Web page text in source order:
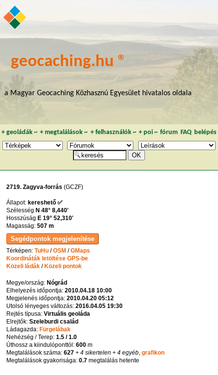
geocaching.hu ®
a Magyar Geocaching Közhasznú Egyesület hivatalos oldala
+ geoládák~ +megtalálások ~ + felhasználók~ + poi~ fórum FAQ belépés
2719. Zagyva-forrás (GCZF)
Állapot: kereshető ✅
Szélesség N 48° 8,440'
Hosszúság E 19° 52,310'
Magasság:507 m
Térképen:TuHu /OSM /GMaps
Koordináták letöltése GPS-be
Közeli ládák / Közeli pontok
Megye/ország: Nógrád
Elhelyezés időpontja:2010.04.18 10:00
Megjelenés időpontja:2010.04.20 05:12
Utolsó lényeges változás:2016.04.05 19:30
Rejtés típusa:Virtuális geoláda
Elrejtők:Szeleburdi család
Ládagazda: Fürgelábak
Nehézség / Terep:1.5 / 1.0
Úthossz a kiindulóponttól:600 m
Megtalálások száma:627 + 4 sikertelen + 4 egyéb,grafikon
Megtalálások gyakorisága:0.7 megtalálás hetente